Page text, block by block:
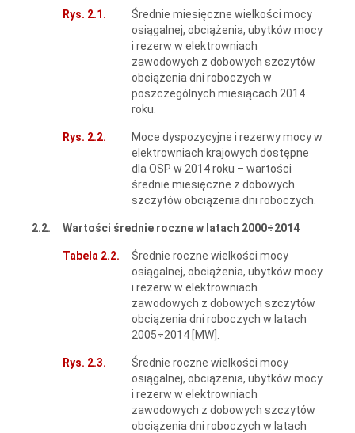
Rys. 2.1.
Średnie miesięczne wielkości mocy
osiągalnej, obciążenia, ubytków mocy
i rezerw w elektrowniach
zawodowych z dobowych szczytów
obciążenia dni roboczych w
poszczególnych miesiącach 2014
roku.
Rys. 2.2.
Moce dyspozycyjne i rezerwy mocy w
elektrowniach krajowych dostępne
dla OSP w 2014 roku – wartości
średnie miesięczne z dobowych
szczytów obciążenia dni roboczych.
2.2. Wartości średnie roczne w latach 2000÷2014
Tabela 2.2.
Średnie roczne wielkości mocy
osiągalnej, obciążenia, ubytków mocy
i rezerw w elektrowniach
zawodowych z dobowych szczytów
obciążenia dni roboczych w latach
2005÷2014 [MW].
Rys. 2.3.
Średnie roczne wielkości mocy
osiągalnej, obciążenia, ubytków mocy
i rezerw w elektrowniach
zawodowych z dobowych szczytów
obciążenia dni roboczych w latach